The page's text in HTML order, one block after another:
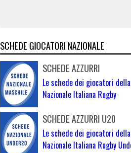
SCHEDE GIOCATORI NAZIONALE
SCHEDE AZZURRI
Le schede dei giocatori della
Nazionale Italiana Rugby
SCHEDE AZZURRI U20
Le schede dei giocatori della
Nazionale Italiana Rugby